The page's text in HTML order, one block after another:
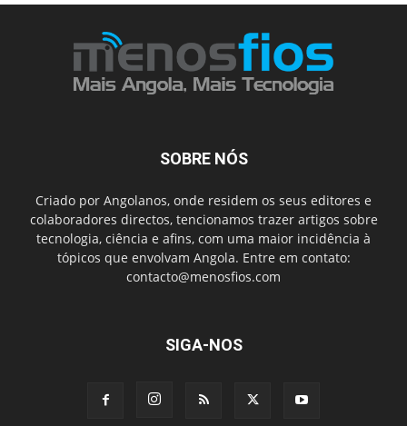
SOBRE NÓS
Criado por Angolanos, onde residem os seus editores e
colaboradores directos, tencionamos trazer artigos sobre
tecnologia, ciência e afins, com uma maior incidência à
tópicos que envolvam Angola. Entre em contato:
contacto@menosfios.com
SIGA-NOS